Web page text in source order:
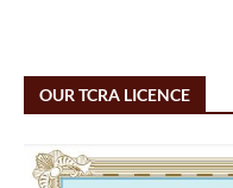
OUR TCRA LICENCE